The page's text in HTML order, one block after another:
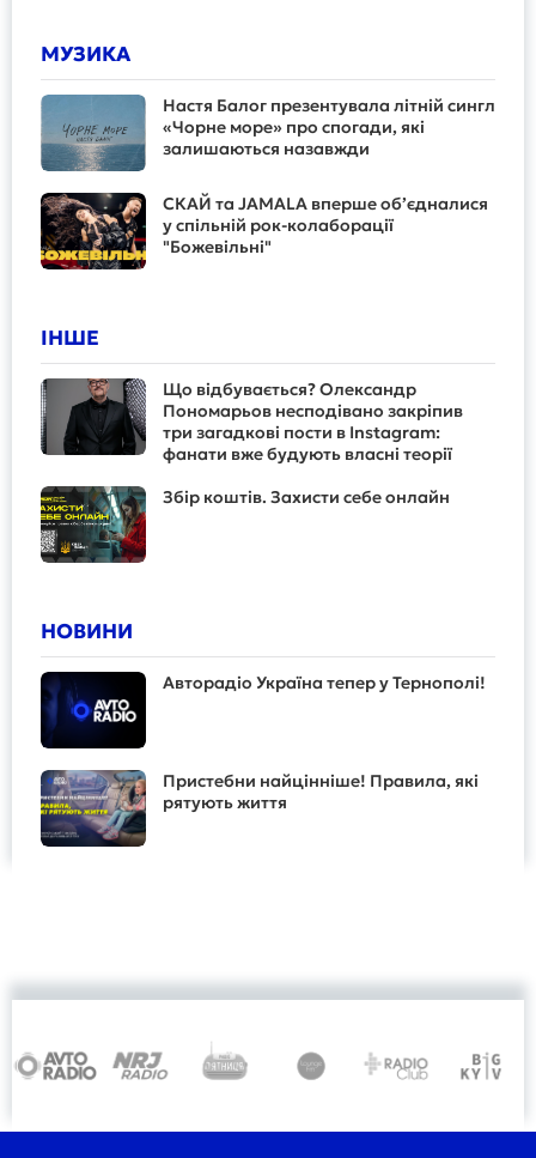
МУЗИКА
Настя Балог презентувала літній сингл
«Чорне море» про спогади, які
залишаються назавжди
СКАЙ та JAMALA вперше об’єдналися
у спільній рок-колаборації
"Божевільні"
ІНШЕ
Що відбувається? Олександр
Пономарьов несподівано закріпив
три загадкові пости в Instagram:
фанати вже будують власні теорії
Збір коштів. Захисти себе онлайн
НОВИНИ
Авторадіо Україна тепер у Тернополі!
Пристебни найцінніше! Правила, які
рятують життя